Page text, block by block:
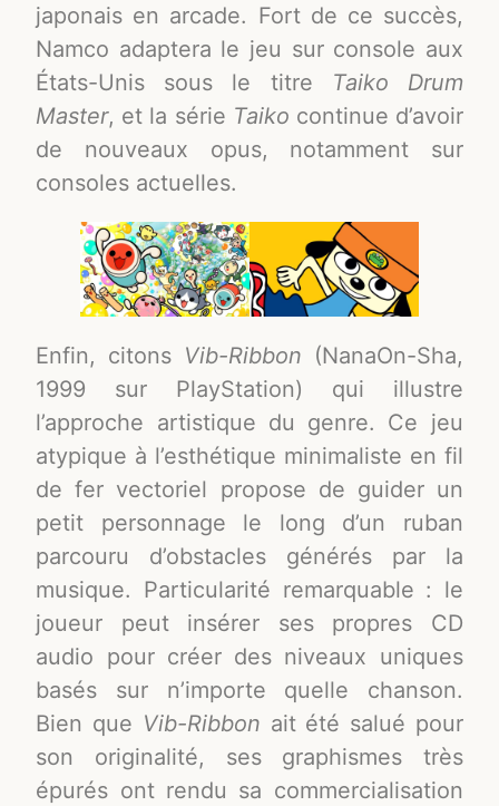
japonais en arcade. Fort de ce succès,
Namco adaptera le jeu sur console aux
États-Unis sous le titre Taiko Drum
Master, et la série Taiko continue d’avoir
de nouveaux opus, notamment sur
consoles actuelles.
Enfin, citons Vib-Ribbon (NanaOn-Sha,
1999 sur PlayStation) qui illustre
l’approche artistique du genre. Ce jeu
atypique à l’esthétique minimaliste en fil
de fer vectoriel propose de guider un
petit personnage le long d’un ruban
parcouru d’obstacles générés par la
musique. Particularité remarquable : le
joueur peut insérer ses propres CD
audio pour créer des niveaux uniques
basés sur n’importe quelle chanson.
Bien que Vib-Ribbon ait été salué pour
son originalité, ses graphismes très
épurés ont rendu sa commercialisation